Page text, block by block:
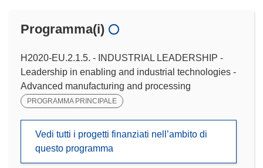
Programma(i)
H2020-EU.2.1.5. - INDUSTRIAL LEADERSHIP -
Leadership in enabling and industrial technologies -
Advanced manufacturing and processing
PROGRAMMA PRINCIPALE
Vedi tutti i progetti finanziati nell’ambito di
questo programma